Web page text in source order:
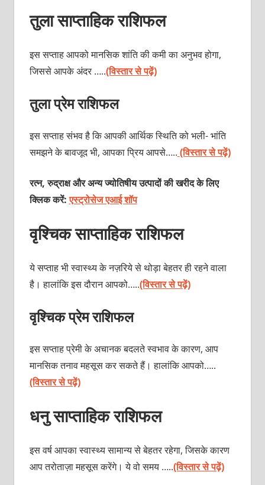
तुला साप्ताहिक राशिफल
इस सप्ताह आपको मानसिक शांति की कमी का अनुभव होगा,
जिससे आपके अंदर …..(विस्तार से पढ़ें)
तुला प्रेम राशिफल
इस सप्ताह संभव है कि आपकी आर्थिक स्थिति को भली- भांति
समझने के बावजूद भी, आपका प्रिय आपसे….. (विस्तार से पढ़ें)
रत्न, रुद्राक्ष और अन्य ज्योतिषीय उत्पादों की खरीद के लिए
क्लिक करें:एस्ट्रोसेज एआई शॉप
वृश्चिक साप्ताहिक राशिफल
ये सप्ताह भी स्वास्थ्य के नज़रिये से थोड़ा बेहतर ही रहने वाला
है। हालांकि इस दौरान आपको…..(विस्तार से पढ़ें)
वृश्चिक प्रेम राशिफल
इस सप्ताह प्रेमी के अचानक बदलते स्वभाव के कारण, आप
मानसिक तनाव महसूस कर सकते हैं। हालांकि आपको…..
(विस्तार से पढ़ें)
धनु साप्ताहिक राशिफल
इस वर्ष आपका स्वास्थ्य सामान्य से बेहतर रहेगा, जिसके कारण
आप तरोताज़ा महसूस करेंगे। ये वो समय …..(विस्तार से पढ़ें)